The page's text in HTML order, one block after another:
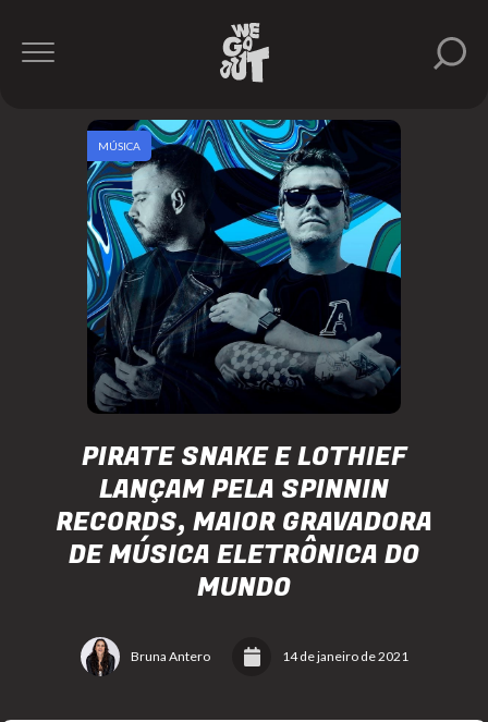
PIRATE SNAKE E LOTHIEF
LANÇAM PELA SPINNIN
RECORDS, MAIOR GRAVADORA
DE MÚSICA ELETRÔNICA DO
MUNDO
Bruna Antero 14 de janeiro de 2021
MÚSICA